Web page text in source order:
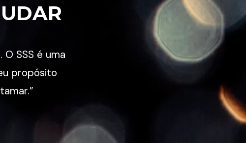
SSS é uma
propósito